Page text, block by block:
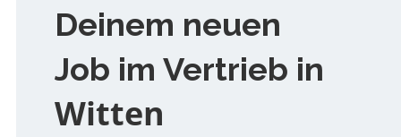
Deinem neuen
Job im Vertrieb in
Witten